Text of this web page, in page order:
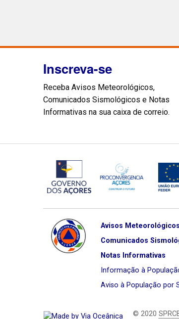
Inscreva-se
Receba Avisos Meteorológicos,
Comunicados Sismológicos e Notas
Informativas na sua caixa de correio.
Avisos Meteorológicos
Comunicados
Notas Informativas
Informação à
Aviso à População por
© 2020